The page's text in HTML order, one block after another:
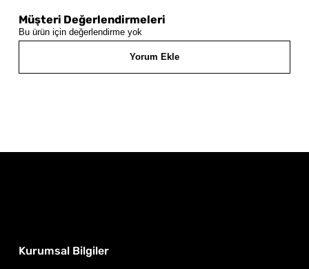
Müşteri Değerlendirmeleri
Bu ürün için değerlendirme yok
Yorum Ekle
Kurumsal Bilgiler